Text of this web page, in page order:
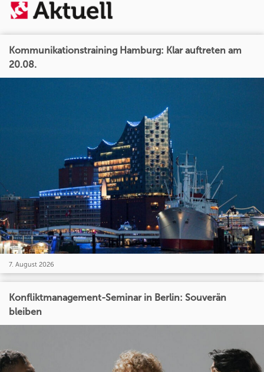
Kommunikationstraining Hamburg: Klar auftreten am
20.08.
7. August 2026
Konfliktmanagement-Seminar in Berlin: Souverän
bleiben